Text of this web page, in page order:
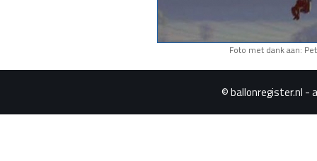
Foto met dank aan:
© ballonregister.nl -